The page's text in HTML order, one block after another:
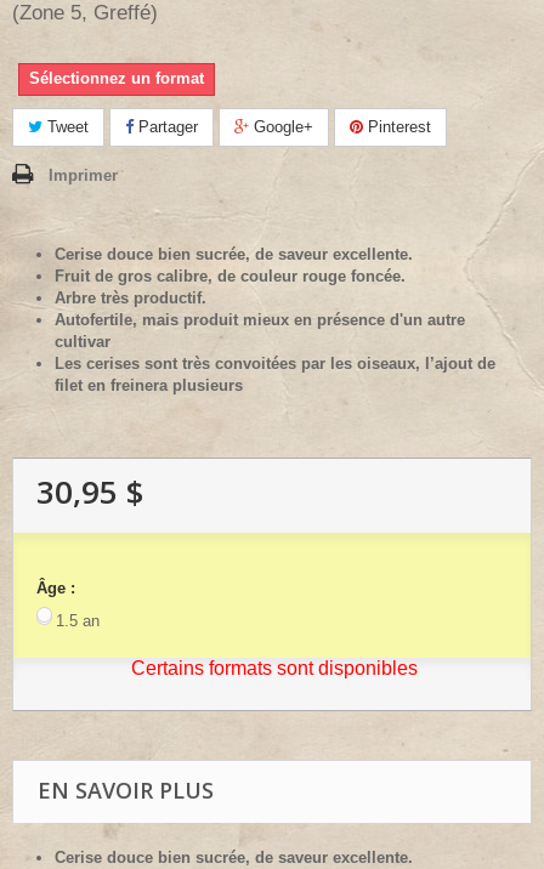
(Zone 5, Greffé)
Sélectionnez un format
Tweet Partager Google+ Pinterest
Imprimer
Cerise douce bien sucrée, de saveur excellente.
Fruit de gros calibre, de couleur rouge foncée.
Arbre très productif.
Autofertile, mais produit mieux en présence d'un autre
cultivar
Les cerises sont très convoitées par les oiseaux, l’ajout de
filet en freinera plusieurs
30,95 $
Âge :
1.5 an
Certains formats sont disponibles
EN SAVOIR PLUS
Cerise douce bien sucrée, de saveur excellente.